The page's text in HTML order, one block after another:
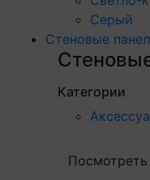
Серый
Стеновые
Категории
Посмотреть